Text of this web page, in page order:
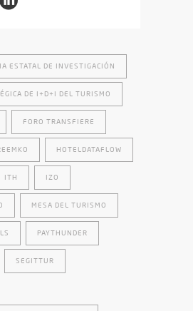
ESTATAL DE INVESTIGACIÓN
DE I+D+I DEL TURISMO
FORO TRANSFIERE
HOTELDATAFLOW
ITH IZO
MESA DEL TURISMO
PAYTHUNDER
SEGITTUR